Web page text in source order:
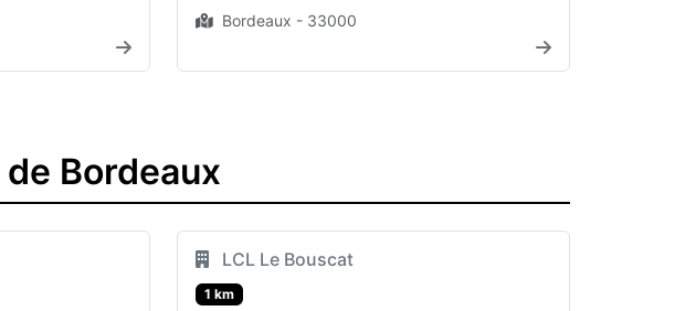
Bordeaux - 33000
Bordeaux
LCL Le Bouscat
1 km